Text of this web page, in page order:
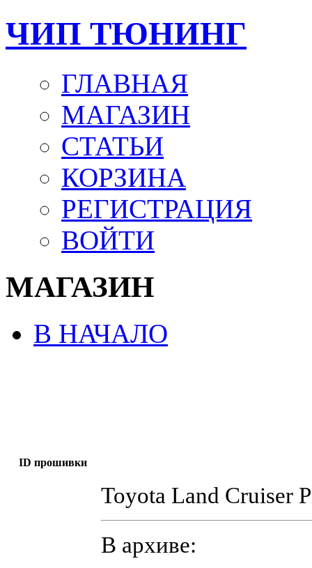
ЧИП ТЮНИНГ
ГЛАВНАЯ
МАГАЗИН
СТАТЬИ
КОРЗИНА
РЕГИСТРАЦИЯ
ВОЙТИ
МАГАЗИН
В НАЧАЛО
ID прошивки
Toyota Land Cruiser
В архиве: